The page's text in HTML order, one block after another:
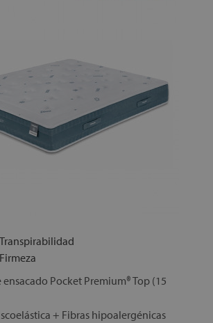
una adaptación progresiva del
Y RETIRADA DEL ANTIGUO
Transpirabilidad
Firmeza
Pocket Premium® Top (15
+ Fibras hipoalergénicas